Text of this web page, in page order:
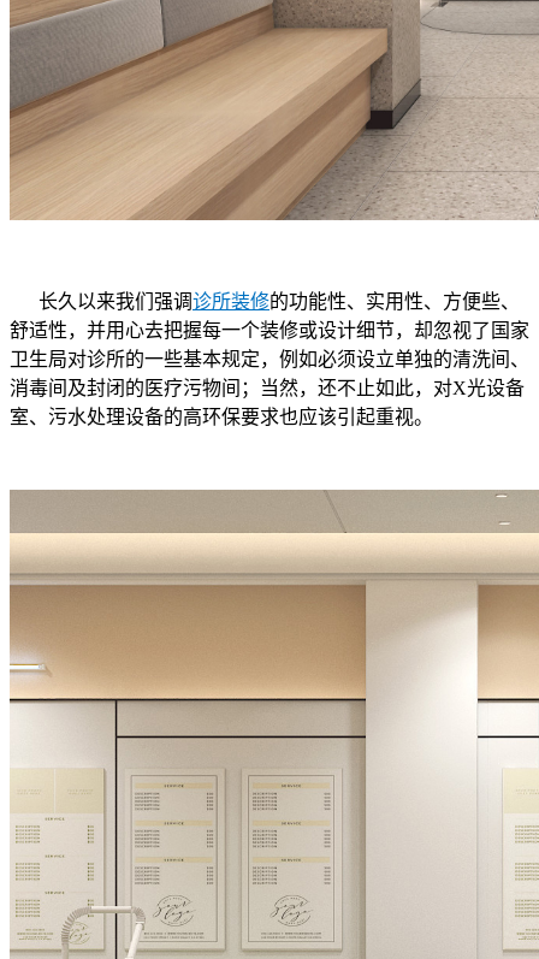
长久以来我们强调诊所装修的功能性、实用性、方便些、
舒适性，并用心去把握每一个装修或设计细节，却忽视了国家
卫生局对诊所的一些基本规定，例如必须设立单独的清洗间、
消毒间及封闭的医疗污物间；当然，还不止如此，对X光设备
室、污水处理设备的高环保要求也应该引起重视。